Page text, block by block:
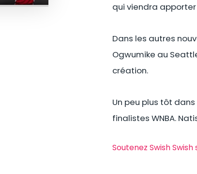
qui viendra
Dans les autres
Ogwumike au
création.
Un peu plus tôt
finalistes WNBA.
Soutenez Swish